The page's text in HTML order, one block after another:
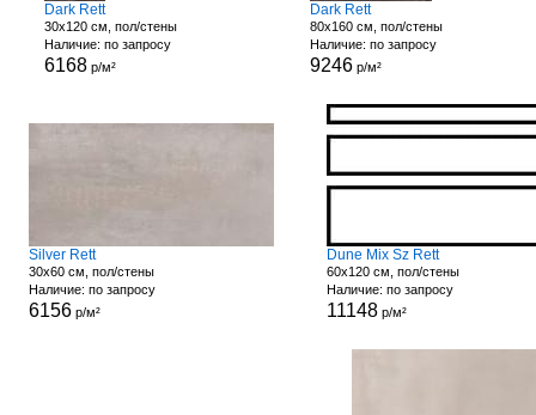
Dark Rett
30x120 см, пол/стены
Наличие: по запросу
6168 р/м²
Dark Rett
80x160 см, пол/стены
Наличие: по запросу
9246 р/м²
Silver Rett
30x60 см, пол/стены
Наличие: по запросу
6156р/м²
Dune Mix Sz Rett
60x120 см, пол/стены
Наличие: по запросу
11148р/м²